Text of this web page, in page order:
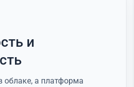
и
облаке, а платформа